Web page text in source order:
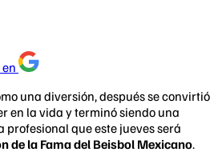
una diversión, después se convirtió
en la vida y terminó siendo una
que este jueves será
de la Fama del Beisbol Mexicano.